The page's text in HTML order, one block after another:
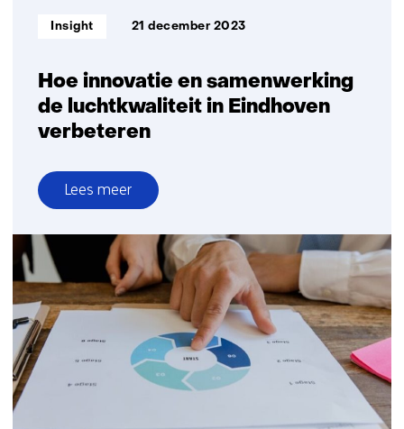
Hoe innovatie en samenwerking
de luchtkwaliteit in Eindhoven
verbeteren
Informatietype:
Insight 21 december 2023
Lees meer
over
Hoe
innovatie
samenwerking
luchtkwaliteit
Eindhoven